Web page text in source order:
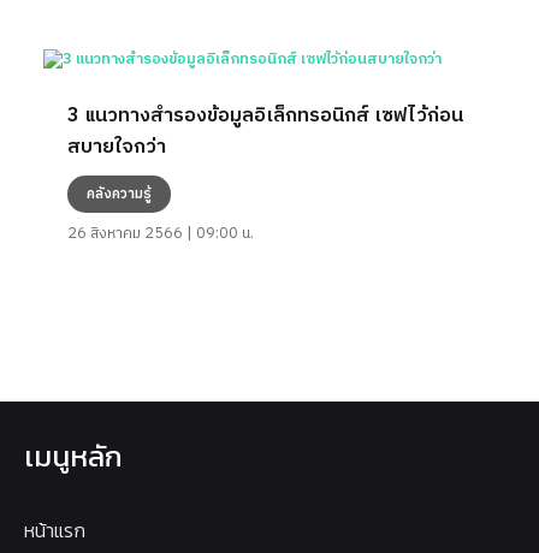
3 แนวทางสำรองข้อมูลอิเล็กทรอนิกส์ เซฟไว้ก่อน
สบายใจกว่า
คลังความรู้
26 สิงหาคม 2566 | 09:00 น.
เมนูหลัก
หน้าแรก